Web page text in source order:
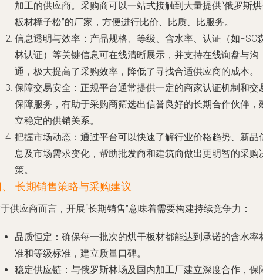
加工的供应商。采购商可以一站式接触到大量提供“俄罗斯
板材樟子松”的厂家，方便进行比价、比质、比服务。
信息透明与效率 ：产品规格、等级、含水率、认证（如FSC
林认证）等关键信息可在线清晰展示，并支持在线询盘与沟
通，极大提高了采购效率，降低了寻找合适供应商的成本。
保障交易安全 ：正规平台通常提供一定的商家认证机制和交
保障服务，有助于采购商筛选出信誉良好的长期合作伙伴，
立稳定的供销关系。
把握市场动态 ：通过平台可以快速了解行业价格趋势、新品
息及市场需求变化，帮助批发商和建筑商做出更明智的采购
策。
长期销售策略与采购建议
供应商而言，开展“长期销售”意味着需要构建持续竞争力：
品质恒定 ：确保每一批次的烘干板材都能达到承诺的含水率
准和等级标准，建立质量口碑。
稳定供应链 ：与俄罗斯林场及国内加工厂建立深度合作，保